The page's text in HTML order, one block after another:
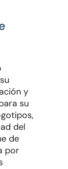
y
su
del
de
por